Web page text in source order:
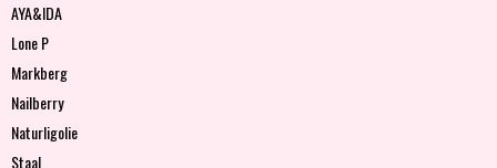
AYA&IDA
Lone P
Markberg
Nailberry
Naturligolie
Staal